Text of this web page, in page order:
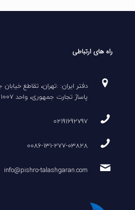
راه های ارتباطی
پاساژ تجارت جمهوری، واحد 1007
02191692797
0086-131-277-03828
info@pishro-talashgaran.com